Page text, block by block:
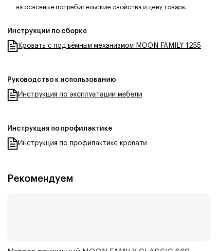
на основные потребительские свойства и цену товара.
Инструкции по сборке
Кровать с подъёмным механизмом MOON FAMILY 1255
Руководство к использованию
Инструкция по эксплуатации мебели
Инструкция по профилактике
Инструкция по профилактике кровати
Рекомендуем